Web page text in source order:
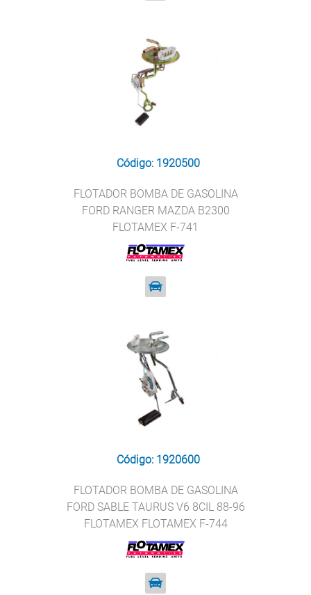
Código: 1920500
FLOTADOR BOMBA DE GASOLINA
FORD RANGER MAZDA B2300
FLOTAMEX F-741
Código: 1920600
FLOTADOR BOMBA DE GASOLINA
FORD SABLE TAURUS V6 8CIL 88-96
FLOTAMEX FLOTAMEX F-744